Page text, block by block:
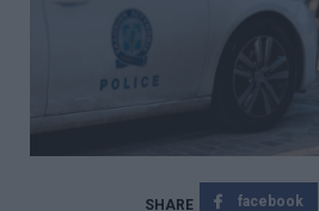
facebook